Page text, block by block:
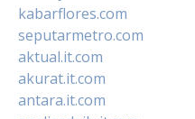
kabarflores.com
seputarmetro.com
aktual.it.com
akurat.it.com
antara.it.com